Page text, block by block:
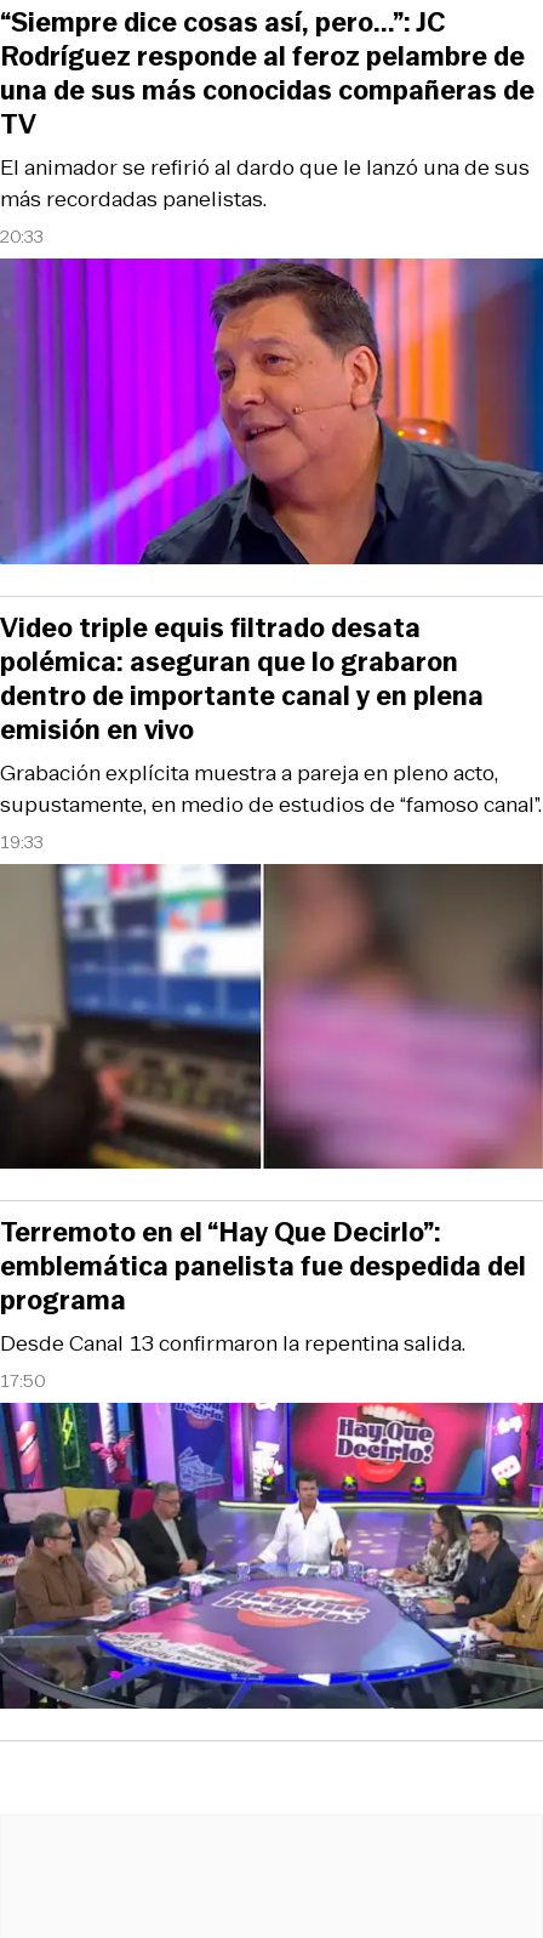
20:33
El animador se refirió al dardo que le lanzó una de sus
más recordadas panelistas.
“Siempre dice cosas así, pero...”: JC
Rodríguez responde al feroz pelambre de
una de sus más conocidas compañeras de
TV
19:33
Grabación explícita muestra a pareja en pleno acto,
supustamente, en medio de estudios de “famoso canal”.
Video triple equis filtrado desata
polémica: aseguran que lo grabaron
dentro de importante canal y en plena
emisión en vivo
17:50
Desde Canal 13 confirmaron la repentina salida.
Terremoto en el “Hay Que Decirlo”:
emblemática panelista fue despedida del
programa